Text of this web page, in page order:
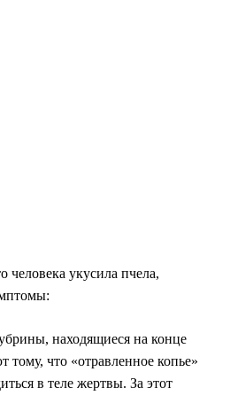
человека укусила пчела,
находящиеся на конце
тому, что «отравленное копье»
в теле жертвы. За этот